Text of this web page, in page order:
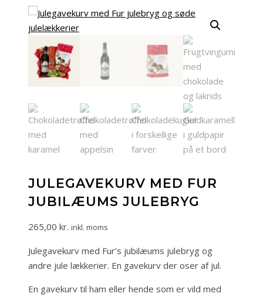
JULEGAVEKURV MED FUR
JUBILÆUMS JULEBRYG
265,00 kr. inkl. moms
Julegavekurv med Fur’s jubilæums julebryg og
andre jule lækkerier. En gavekurv der oser af jul.
En gavekurv til ham eller hende som er vild med